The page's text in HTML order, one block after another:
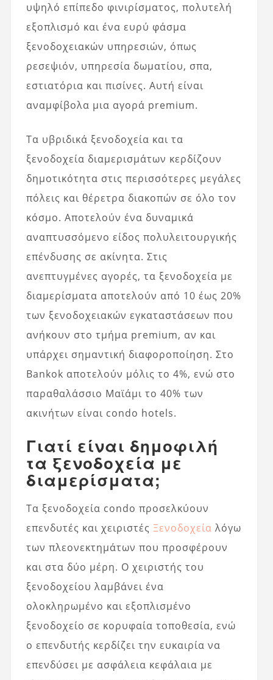
υψηλό επίπεδο φινιρίσματος, πολυτελή
εξοπλισμό και ένα ευρύ φάσμα
ξενοδοχειακών υπηρεσιών, όπως
ρεσεψιόν, υπηρεσία δωματίου, σπα,
εστιατόρια και πισίνες. Αυτή είναι
αναμφίβολα μια αγορά premium.
Τα υβριδικά ξενοδοχεία και τα
ξενοδοχεία διαμερισμάτων κερδίζουν
δημοτικότητα στις περισσότερες μεγάλες
πόλεις και θέρετρα διακοπών σε όλο τον
κόσμο. Αποτελούν ένα δυναμικά
αναπτυσσόμενο είδος πολυλειτουργικής
επένδυσης σε ακίνητα. Στις
ανεπτυγμένες αγορές, τα ξενοδοχεία με
διαμερίσματα αποτελούν από 10 έως 20%
των ξενοδοχειακών εγκαταστάσεων που
ανήκουν στο τμήμα premium, αν και
υπάρχει σημαντική διαφοροποίηση. Στο
Bankok αποτελούν μόλις το 4%, ενώ στο
παραθαλάσσιο Μαϊάμι το 40% των
ακινήτων είναι condo hotels.
Γιατί είναι δημοφιλή
τα ξενοδοχεία με
διαμερίσματα;
Τα ξενοδοχεία condo προσελκύουν
επενδυτές και χειριστές Ξενοδοχεία λόγω
των πλεονεκτημάτων που προσφέρουν
και στα δύο μέρη. Ο χειριστής του
ξενοδοχείου λαμβάνει ένα
ολοκληρωμένο και εξοπλισμένο
ξενοδοχείο σε κορυφαία τοποθεσία, ενώ
ο επενδυτής κερδίζει την ευκαιρία να
επενδύσει με ασφάλεια κεφάλαια με